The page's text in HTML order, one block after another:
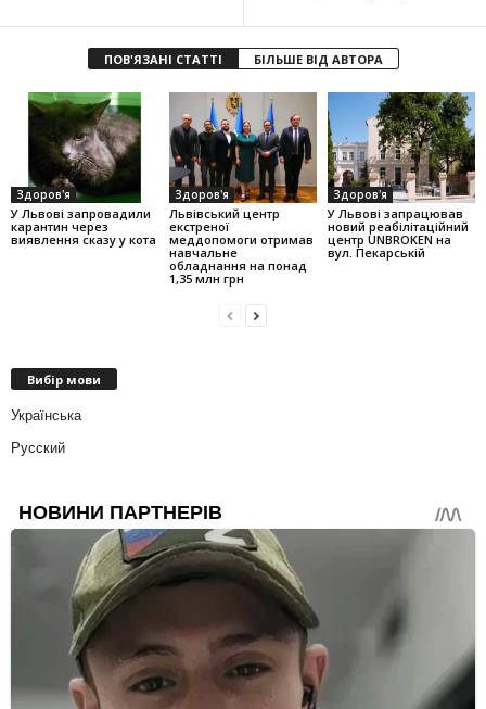
ПОВ'ЯЗАНІ СТАТТІ БІЛЬШЕ ВІД АВТОРА
Здоров'я
У Львові запровадили
карантин через
виявлення сказу у кота
Здоров'я
Львівський центр
екстреної
меддопомоги отримав
навчальне
обладнання на понад
1,35 млн грн
Здоров'я
У Львові запрацював
новий реабілітаційний
центр UNBROKEN на
вул. Пекарській
Вибір мови
Українська
Русский